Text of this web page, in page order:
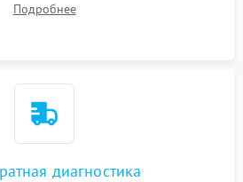
фиксации и целостности шлейфов.
Подробнее
диагностика